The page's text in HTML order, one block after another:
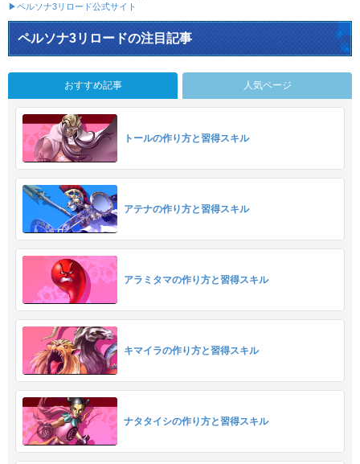
▶ペルソナ3リロード公式サイト
ペルソナ3リロードの注目記事
おすすめ記事 人気ページ
トールの作り方と習得スキル
アテナの作り方と習得スキル
アラミタマの作り方と習得スキル
キマイラの作り方と習得スキル
ナタタイシの作り方と習得スキル